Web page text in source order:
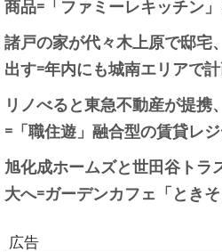
商品=「ファミーレキッチン
諸戸の家が代々木上原で邸宅
出す=年内にも城南エリアで
リノべると東急不動産が提
=「職住遊」融合型の賃貸レ
旭化成ホームズと世田谷トラ
大へ=ガーデンカフェ「とき
広告